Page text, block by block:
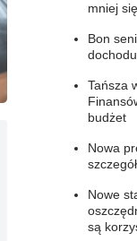
mniej
Bon
Tańsza
budżet
Nowa
Nowe
są